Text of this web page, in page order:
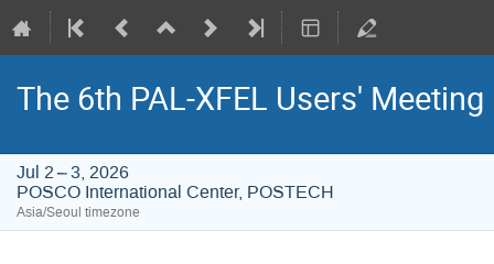
The 6th PAL-XFEL Users' Meeting
Jul 2 – 3, 2026
POSCO International Center, POSTECH
Asia/Seoul timezone